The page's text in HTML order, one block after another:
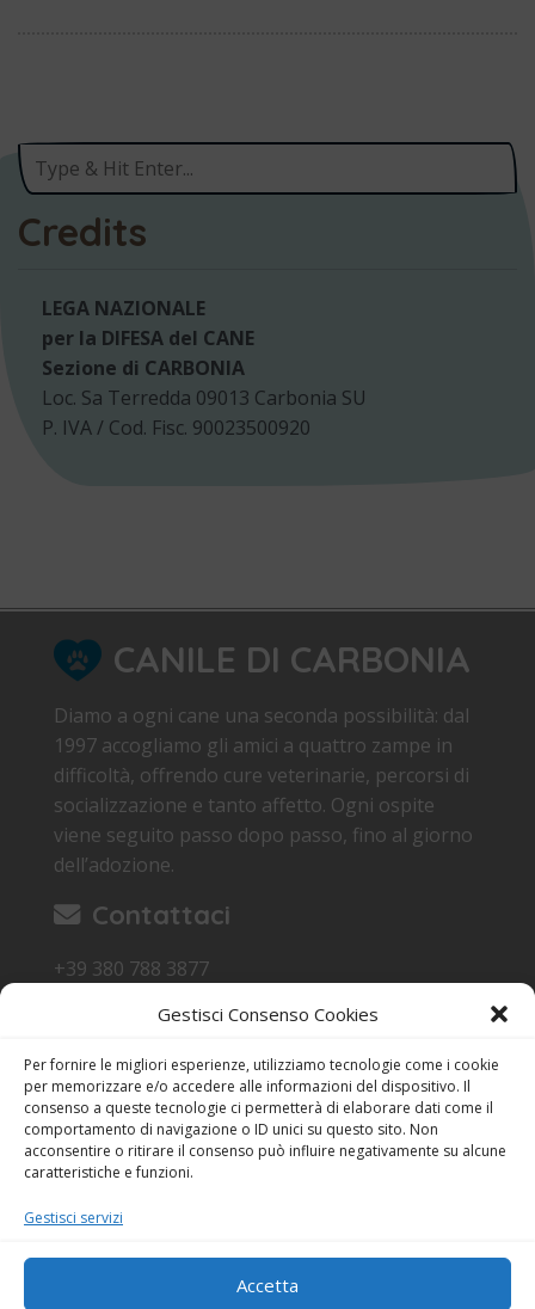
Gestisci Consenso Cookies
Per fornire le migliori esperienze, utilizziamo tecnologie come i cookie
per memorizzare e/o accedere alle informazioni del dispositivo. Il
consenso a queste tecnologie ci permetterà di elaborare dati come il
comportamento di navigazione o ID unici su questo sito. Non
acconsentire o ritirare il consenso può influire negativamente su alcune
caratteristiche e funzioni.
Gestisci servizi
Accetta
Credits
LEGA NAZIONALE
per la DIFESA del CANE
Sezione di CARBONIA
Loc. Sa Terredda 09013 Carbonia SU
P. IVA / Cod. Fisc. 90023500920
CANILE DI CARBONIA
Diamo a ogni cane una seconda possibilità: dal
1997 accogliamo gli amici a quattro zampe in
difficoltà, offrendo cure veterinarie, percorsi di
socializzazione e tanto affetto. Ogni ospite
viene seguito passo dopo passo, fino al giorno
dell’adozione.
Contattaci
+39 380 788 3877
Loc. Sa Terredda 09013 Carbonia SU
Orari di Visita
17:15 - 18:30
Anche domenica
Festività escluse
Dichiarazione sulla Privacy (UE)
Cookie Policy (UE)